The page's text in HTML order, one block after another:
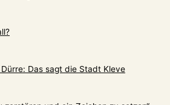
Das sagt die Stadt Kleve